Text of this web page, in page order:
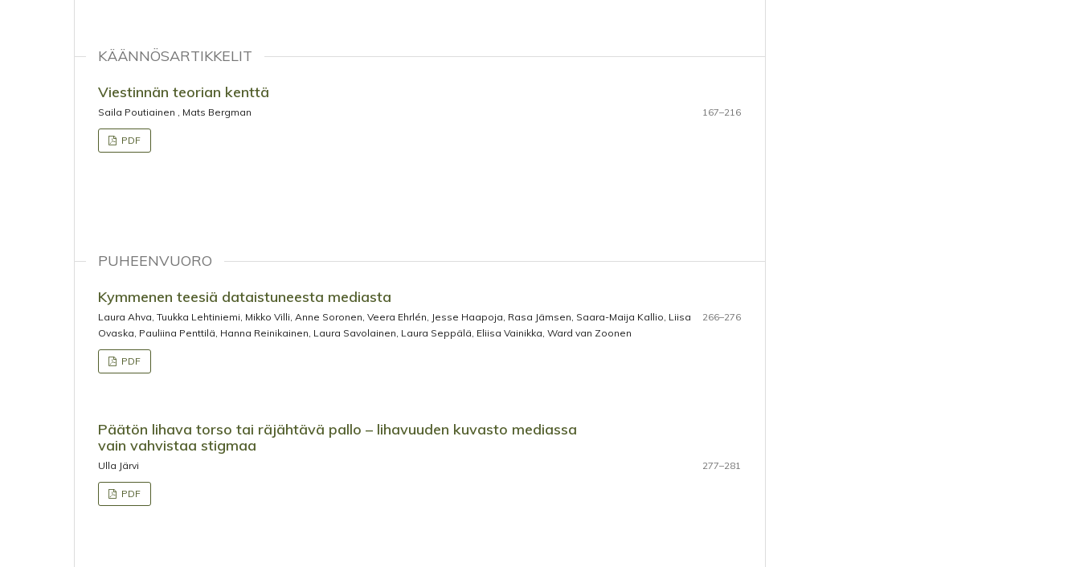
KÄÄNNÖSARTIKKELIT
Viestinnän teorian kenttä
Saila Poutiainen , Mats Bergman 167–216
PDF
PUHEENVUORO
Kymmenen teesiä dataistuneesta mediasta
Laura Ahva, Tuukka Lehtiniemi, Mikko Villi, Anne Soronen, Veera Ehrlén, Jesse Haapoja, Rasa Jämsen, Saara-Maija Kallio, Liisa
Ovaska, Pauliina Penttilä, Hanna Reinikainen, Laura Savolainen, Laura Seppälä, Eliisa Vainikka, Ward van Zoonen
266–276
PDF
Päätön lihava torso tai räjähtävä pallo – lihavuuden kuvasto mediassa
vain vahvistaa stigmaa
Ulla Järvi 277–281
PDF